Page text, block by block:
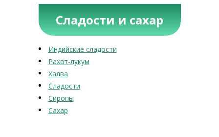
Сладости и сахар
Индийские сладости
Рахат-лукум
Халва
Сладости
Сиропы
Сахар